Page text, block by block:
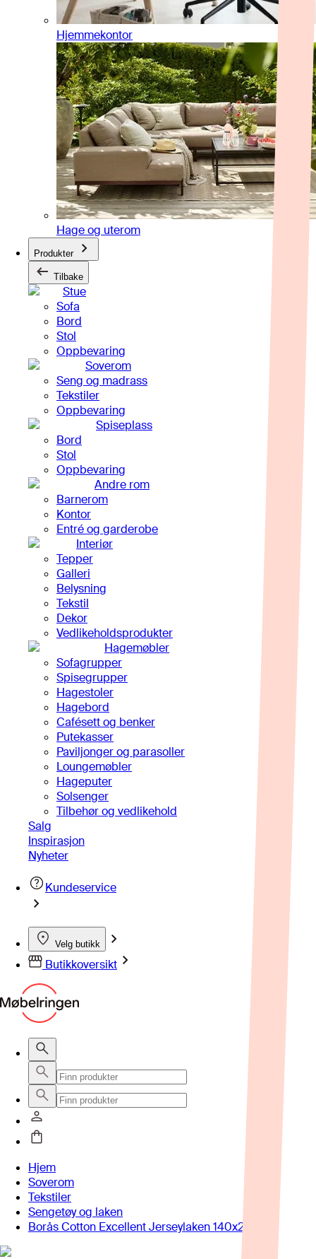
Hjemmekontor
Hage og uterom
Produkter
Tilbake
Stue
Sofa
Bord
Stol
Oppbevaring
Soverom
Seng og madrass
Tekstiler
Oppbevaring
Spiseplass
Bord
Stol
Oppbevaring
Andre rom
Barnerom
Kontor
Entré og garderobe
Interiør
Tepper
Galleri
Belysning
Tekstil
Dekor
Vedlikeholdsprodukter
Hagemøbler
Sofagrupper
Spisegrupper
Hagestoler
Hagebord
Cafésett og benker
Putekasser
Paviljonger og parasoller
Loungemøbler
Hageputer
Solsenger
Tilbehør og vedlikehold
Salg
Inspirasjon
Nyheter
Kundeservice
Velg butikk
Butikkoversikt
Hjem
Soverom
Tekstiler
Sengetøy og laken
Borås Cotton Excellent Jerseylaken 140x200 cm